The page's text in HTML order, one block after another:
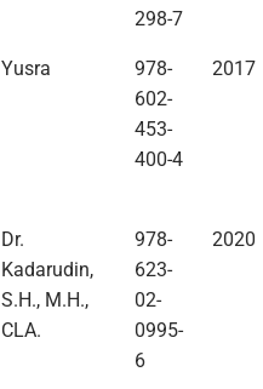
298-7
Yusra
978-
602-
453-
400-4
2017
Dr.
Kadarudin,
S.H., M.H.,
CLA.
978-
623-
02-
0995-
6
2020